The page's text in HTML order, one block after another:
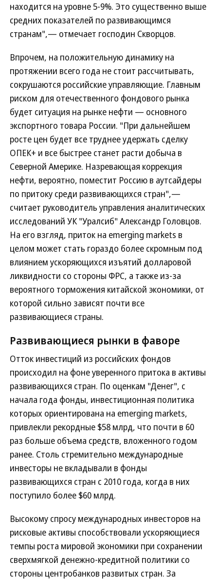
находится на уровне 5-9%. Это существенно выше
средних показателей по развивающимся
странам",— отмечает господин Скворцов.
Впрочем, на положительную динамику на
протяжении всего года не стоит рассчитывать,
сокрушаются российские управляющие. Главным
риском для отечественного фондового рынка
будет ситуация на рынке нефти — основного
экспортного товара России. "При дальнейшем
росте цен будет все труднее удержать сделку
ОПЕК+ и все быстрее станет расти добыча в
Северной Америке. Назревающая коррекция
нефти, вероятно, поместит Россию в аутсайдеры
по притоку среди развивающихся стран",—
считает руководитель управления аналитических
исследований УК "Уралсиб" Александр Головцов.
На его взгляд, приток на emerging markets в
целом может стать гораздо более скромным под
влиянием ускоряющихся изъятий долларовой
ликвидности со стороны ФРС, а также из-за
вероятного торможения китайской экономики, от
которой сильно зависят почти все
развивающиеся страны.
Развивающиеся рынки в фаворе
Отток инвестиций из российских фондов
происходил на фоне уверенного притока в активы
развивающихся стран. По оценкам "Денег", с
начала года фонды, инвестиционная политика
которых ориентирована на emerging markets,
привлекли рекордные $58 млрд, что почти в 60
раз больше объема средств, вложенного годом
ранее. Столь стремительно международные
инвесторы не вкладывали в фонды
развивающихся стран с 2010 года, когда в них
поступило более $60 млрд.
Высокому спросу международных инвесторов на
рисковые активы способствовали ускоряющиеся
темпы роста мировой экономики при сохранении
сверхмягкой денежно-кредитной политики со
стороны центробанков развитых стран. За